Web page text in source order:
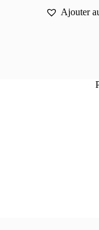
Ajouter